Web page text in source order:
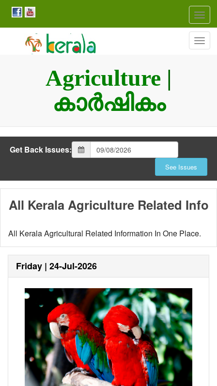
Agriculture |
കാർഷികം
Get Back Issues:
All Kerala Agriculture Related Info
All Kerala Agricultural Related Information In One Place.
Friday | 24-Jul-2026